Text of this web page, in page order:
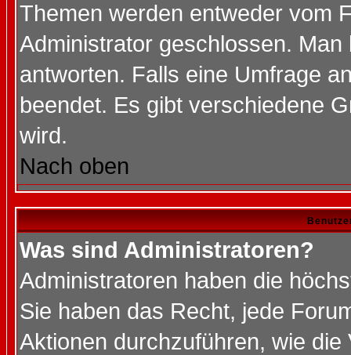
Themen werden entweder vom
Administrator geschlossen.
antworten. Falls eine Umfrage
beendet. Es gibt verschiedene
wird.
Nach oben
Was sind Administratoren?
Administratoren haben die
Sie haben das Recht, jede
Aktionen durchzuführen, wie